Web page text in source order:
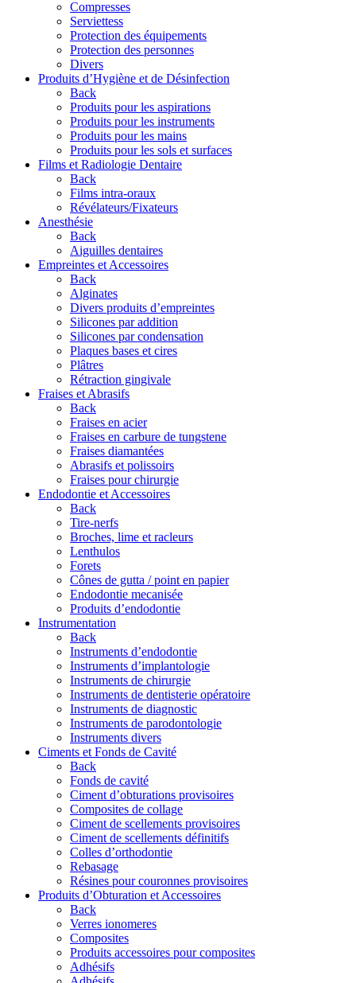
Compresses
Serviettess
Protection des équipements
Protection des personnes
Divers
Produits d’Hygiène et de Désinfection
Back
Produits pour les aspirations
Produits pour les instruments
Produits pour les mains
Produits pour les sols et surfaces
Films et Radiologie Dentaire
Back
Films intra-oraux
Révélateurs/Fixateurs
Anesthésie
Back
Aiguilles dentaires
Empreintes et Accessoires
Back
Alginates
Divers produits d’empreintes
Silicones par addition
Silicones par condensation
Plaques bases et cires
Plâtres
Rétraction gingivale
Fraises et Abrasifs
Back
Fraises en acier
Fraises en carbure de tungstene
Fraises diamantées
Abrasifs et polissoirs
Fraises pour chirurgie
Endodontie et Accessoires
Back
Tire-nerfs
Broches, lime et racleurs
Lenthulos
Forets
Cônes de gutta / point en papier
Endodontie mecanisée
Produits d’endodontie
Instrumentation
Back
Instruments d’endodontie
Instruments d’implantologie
Instruments de chirurgie
Instruments de dentisterie opératoire
Instruments de diagnostic
Instruments de parodontologie
Instruments divers
Ciments et Fonds de Cavité
Back
Fonds de cavité
Ciment d’obturations provisoires
Composites de collage
Ciment de scellements provisoires
Ciment de scellements définitifs
Colles d’orthodontie
Rebasage
Résines pour couronnes provisoires
Produits d’Obturation et Accessoires
Back
Verres ionomeres
Composites
Produits accessoires pour composites
Adhésifs